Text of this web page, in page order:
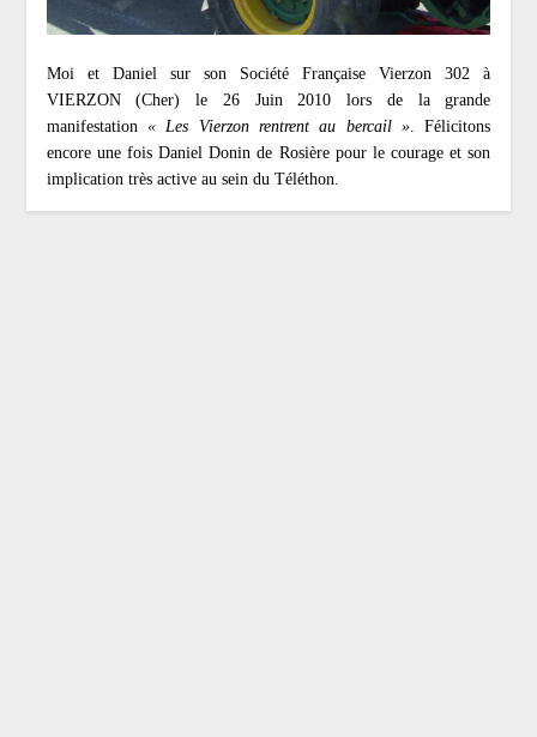
Moi et Daniel sur son Société Française Vierzon 302 à
VIERZON (Cher) le 26 Juin 2010 lors de la grande
manifestation « Les Vierzon rentrent au bercail » . Félicitons
encore une fois Daniel Donin de Rosière pour le courage et son
implication très active au sein du Téléthon.